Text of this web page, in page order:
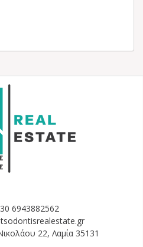
6943882562
22, Λαμία 35131